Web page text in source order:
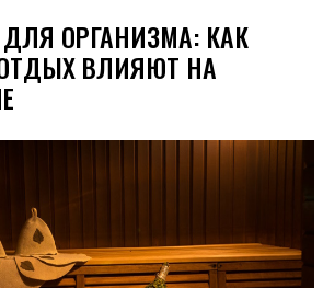
ОРГАНИЗМА: КАК
ВЛИЯЮТ НА